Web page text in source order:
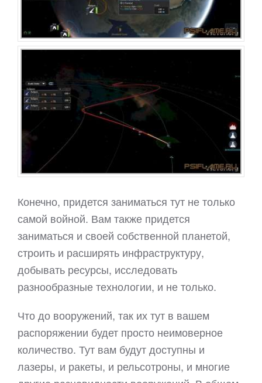
Конечно, придется заниматься тут не только
самой войной. Вам также придется
заниматься и своей собственной планетой,
строить и расширять инфраструктуру,
добывать ресурсы, исследовать
разнообразные технологии, и не только.
Что до вооружений, так их тут в вашем
распоряжении будет просто неимоверное
количество. Тут вам будут доступны и
лазеры, и ракеты, и рельсотроны, и многие